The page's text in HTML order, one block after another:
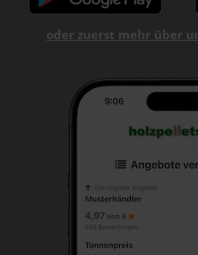
oder zuerst mehr über